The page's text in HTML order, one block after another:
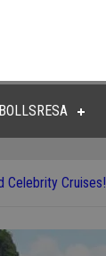
Celebrity Cruises!